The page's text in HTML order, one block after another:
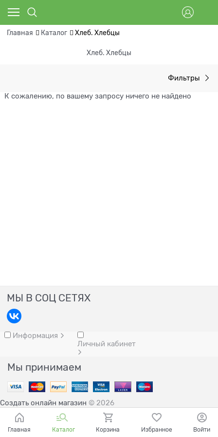
Главная Каталог Хлеб. Хлебцы
Хлеб. Хлебцы
Фильтры
К сожалению, по вашему запросу ничего не найдено
МЫ В СОЦ СЕТЯХ
Информация
Личный кабинет
Мы принимаем
Создать онлайн магазин © 2026
Главная Каталог Корзина Избранное Войти